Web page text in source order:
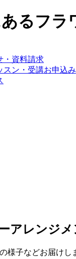
るフラ
・資料請求
ン・受講お申込み
アレンジメ
様子などお届けし